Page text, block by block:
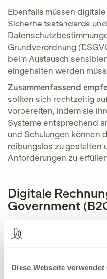
Diese Webseite verwendet
Ebenfalls müssen
Sicherheitsstandards und
Grundverordnung
beim Austausch
eingehalten werden
Zusammenfassend
sollten sich rechtzeitig
vorbereiten, indem sie
Systeme entsprechend
und Schulungen können
reibungslos zu gestalten
Anforderungen zu
Digitale
Government
Im Bereich von
Unternehmen und der
Government) gilt in
digitalen